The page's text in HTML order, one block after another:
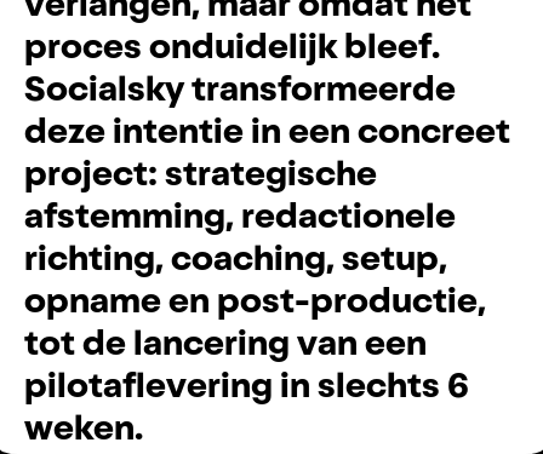
procesonduidelijkbleef.
Socialskytransformeerde
dezeintentieineenconcreet
project:strategische
afstemming, redactionele
richting,coaching,setup,
opnameen post-productie,
totdelanceringvaneen
pilotaflevering inslechts 6
weken.